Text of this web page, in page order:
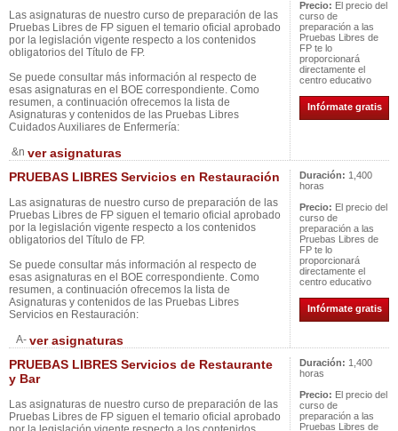
Las asignaturas de nuestro curso de preparación de las
Pruebas Libres de FP siguen el temario oficial aprobado
por la legislación vigente respecto a los contenidos
obligatorios del Título de FP.
Se puede consultar más información al respecto de
esas asignaturas en el BOE correspondiente. Como
resumen, a continuación ofrecemos la lista de
Asignaturas y contenidos de las Pruebas Libres
Cuidados Auxiliares de Enfermería:
&n ver asignaturas
Precio: El precio del
curso de
preparación a las
Pruebas Libres de
FP te lo
proporcionará
directamente el
centro educativo
Infórmate gratis
PRUEBAS LIBRES Servicios en Restauración
Las asignaturas de nuestro curso de preparación de las
Pruebas Libres de FP siguen el temario oficial aprobado
por la legislación vigente respecto a los contenidos
obligatorios del Título de FP.
Se puede consultar más información al respecto de
esas asignaturas en el BOE correspondiente. Como
resumen, a continuación ofrecemos la lista de
Asignaturas y contenidos de las Pruebas Libres
Servicios en Restauración:
A- ver asignaturas
Duración: 1,400
horas
Precio: El precio del
curso de
preparación a las
Pruebas Libres de
FP te lo
proporcionará
directamente el
centro educativo
Infórmate gratis
PRUEBAS LIBRES Servicios de Restaurante
y Bar
Las asignaturas de nuestro curso de preparación de las
Pruebas Libres de FP siguen el temario oficial aprobado
Duración: 1,400
horas
Precio: El precio del
curso de
preparación a las
Pruebas Libres de